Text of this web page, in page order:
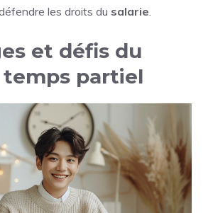
les droits du salarie
et défis du
partiel